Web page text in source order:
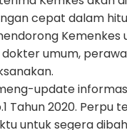
cepat dalam
umum,
update
Tahun 2020. Perpu
untuk segera